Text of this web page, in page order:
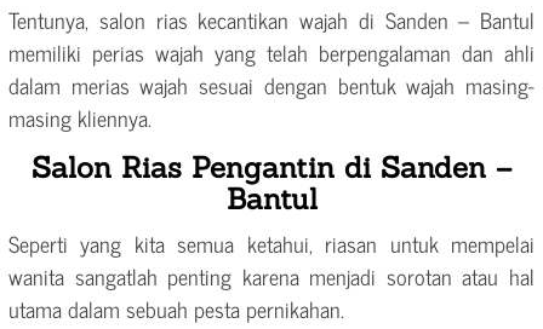
Tentunya, salon rias kecantikan wajah di Sanden – Bantul
memiliki perias wajah yang telah berpengalaman dan ahli
dalam merias wajah sesuai dengan bentuk wajah masing-
masing kliennya.
Salon Rias Pengantin di Sanden –
Bantul
Seperti yang kita semua ketahui, riasan untuk mempelai
wanita sangatlah penting karena menjadi sorotan atau hal
utama dalam sebuah pesta pernikahan.